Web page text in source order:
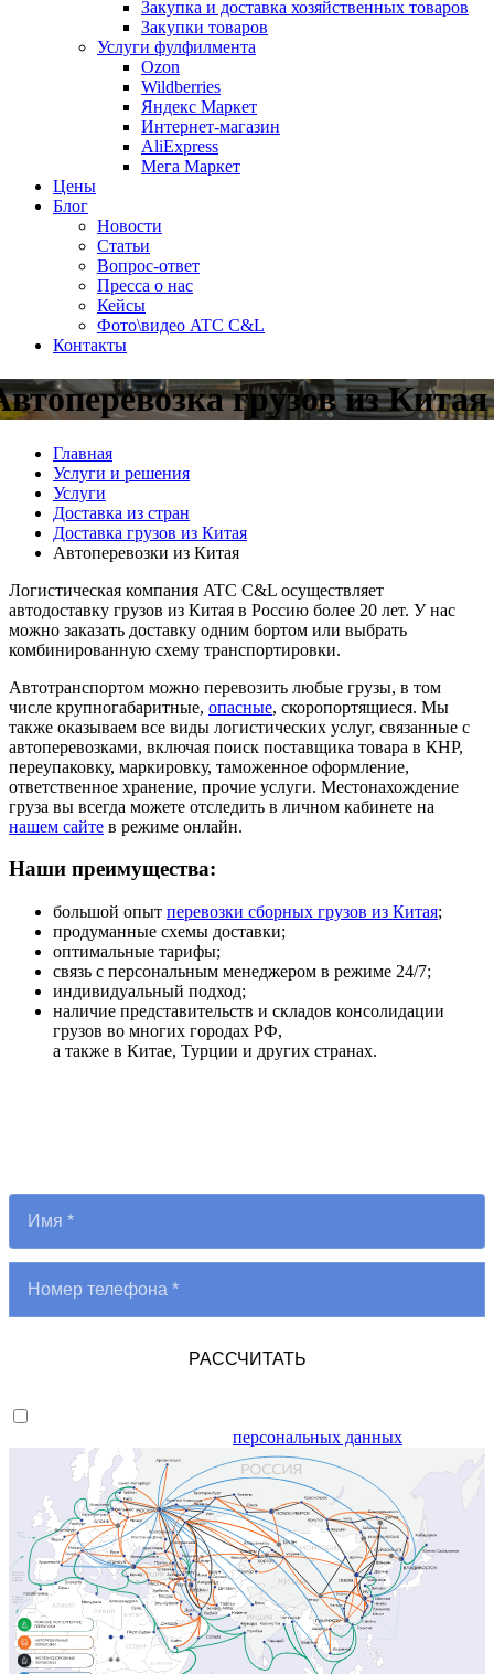
Закупка и доставка хозяйственных товаров
Закупки товаров
Услуги фулфилмента
Ozon
Wildberries
Яндекс Маркет
Интернет-магазин
AliExpress
Мега Маркет
Цены
Блог
Новости
Статьи
Вопрос-ответ
Пресса о нас
Кейсы
Фото\видео ATC C&L
Контакты
грузов из Китая
Главная
Услуги и решения
Услуги
Доставка из стран
Доставка грузов из Китая
Автоперевозки из Китая
Логистическая компания ATC C&L осуществляет
автодоставку грузов из Китая в Россию более 20 лет. У нас
можно заказать доставку одним бортом или выбрать
комбинированную схему транспортировки.
Автотранспортом можно перевозить любые грузы, в том
числе крупногабаритные, опасные, скоропортящиеся. Мы
также оказываем все виды логистических услуг, связанные с
автоперевозками, включая поиск поставщика товара в КНР,
переупаковку, маркировку, таможенное оформление,
ответственное хранение, прочие услуги. Местонахождение
груза вы всегда можете отследить в личном кабинете на
нашем сайте в режиме онлайн.
Наши преимущества:
большой опыт перевозки сборных грузов из Китая;
продуманные схемы доставки;
оптимальные тарифы;
связь с персональным менеджером в режиме 24/7;
индивидуальный подход;
наличие представительств и складов консолидации
грузов во многих городах РФ,
а также в Китае, Турции и других странах.
персональных данных
РАССЧИТАТЬ